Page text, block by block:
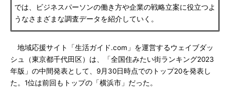
では、ビジネスパーソンの働き方や企業の戦略立案に役立つよ
うなさまざまな調査データを紹介していく。
地域応援サイト「生活ガイド.com」を運営するウェイブダッ
シュ（東京都千代田区）は、「全国住みたい街ランキング2023
年版」の中間発表として、9月30日時点でのトップ20を発表し
た。1位は前回もトップの「横浜市」だった。